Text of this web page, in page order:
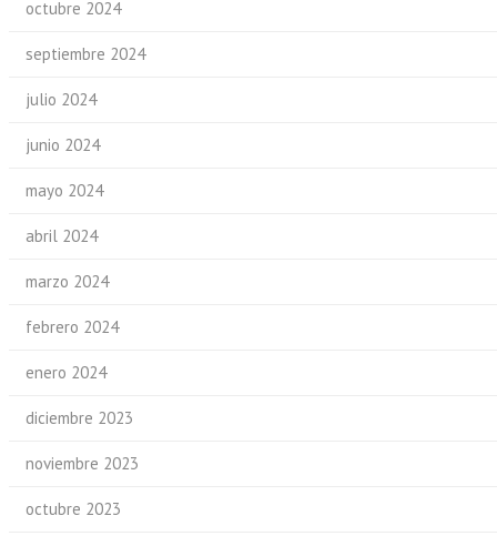
octubre 2024
septiembre 2024
julio 2024
junio 2024
mayo 2024
abril 2024
marzo 2024
febrero 2024
enero 2024
diciembre 2023
noviembre 2023
octubre 2023